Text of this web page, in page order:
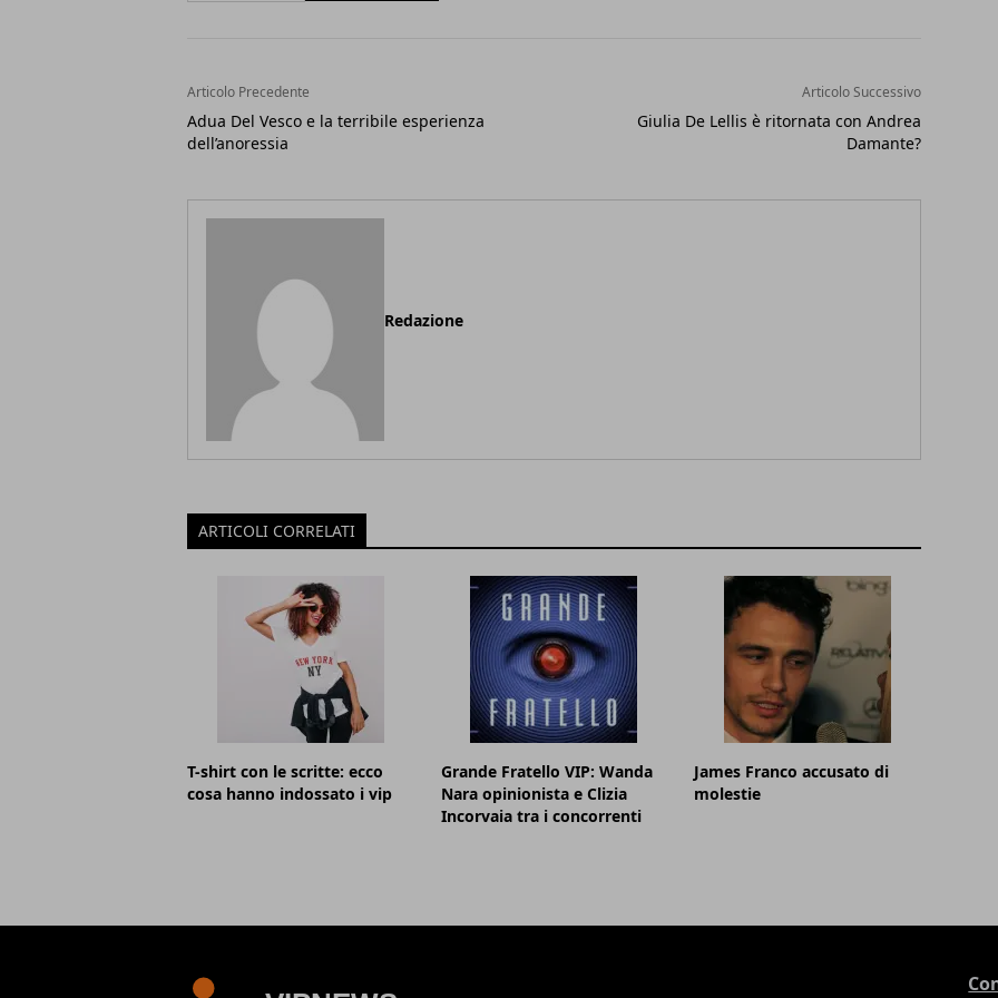
Articolo Precedente
Adua Del Vesco e la terribile esperienza
dell’anoressia
Articolo Successivo
Giulia De Lellis è ritornata con Andrea
Damante?
Redazione
ARTICOLI CORRELATI
T-shirt con le scritte: ecco
cosa hanno indossato i vip
Grande Fratello VIP: Wanda
Nara opinionista e Clizia
Incorvaia tra i concorrenti
James Franco accusato di
molestie